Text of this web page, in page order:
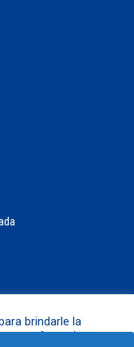
brindarle la
preferencias y